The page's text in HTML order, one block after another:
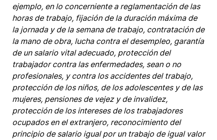
ejemplo, en lo concerniente a reglamentación de las
horas de trabajo, fijación de la duración máxima de
la jornada y de la semana de trabajo, contratación de
la mano de obra, lucha contra el desempleo, garantía
de un salario vital adecuado, protección del
trabajador contra las enfermedades, sean o no
profesionales, y contra los accidentes del trabajo,
protección de los niños, de los adolescentes y de las
mujeres, pensiones de vejez y de invalidez,
protección de los intereses de los trabajadores
ocupados en el extranjero, reconocimiento del
principio de salario igual por un trabajo de igual valor